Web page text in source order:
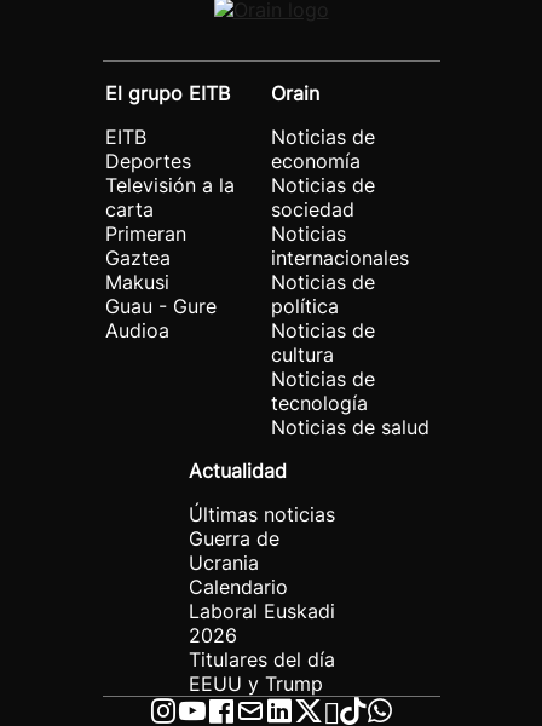
El grupo EITB
EITB
Deportes
Televisión a la
carta
Primeran
Gaztea
Makusi
Guau - Gure
Audioa
Orain
Noticias de
economía
Noticias de
sociedad
Noticias
internacionales
Noticias de
política
Noticias de
cultura
Noticias de
tecnología
Noticias de salud
Actualidad
Últimas noticias
Guerra de
Ucrania
Calendario
Laboral Euskadi
2026
Titulares del día
EEUU y Trump